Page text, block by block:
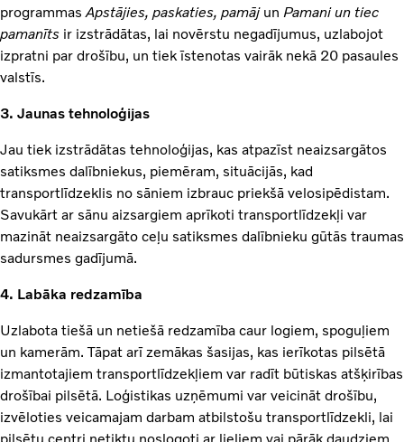
programmasApstājies, paskaties, pamājun Pamani un tiec
pamanīts ir izstrādātas, lai novērstu negadījumus, uzlabojot
izpratni par drošību, un tiek īstenotas vairāk nekā 20 pasaules
valstīs.
3. Jaunas tehnoloģijas
Jau tiek izstrādātas tehnoloģijas, kas atpazīst neaizsargātos
satiksmes dalībniekus, piemēram, situācijās, kad
transportlīdzeklis no sāniem izbrauc priekšā velosipēdistam.
Savukārt ar sānu aizsargiem aprīkoti transportlīdzekļi var
mazināt neaizsargāto ceļu satiksmes dalībnieku gūtās traumas
sadursmes gadījumā.
4. Labāka redzamība
Uzlabota tiešā un netiešā redzamība caur logiem, spoguļiem
un kamerām. Tāpat arī zemākas šasijas, kas ierīkotas pilsētā
izmantotajiem transportlīdzekļiem var radīt būtiskas atšķirības
drošībai pilsētā. Loģistikas uzņēmumi var veicināt drošību,
izvēloties veicamajam darbam atbilstošu transportlīdzekli, lai